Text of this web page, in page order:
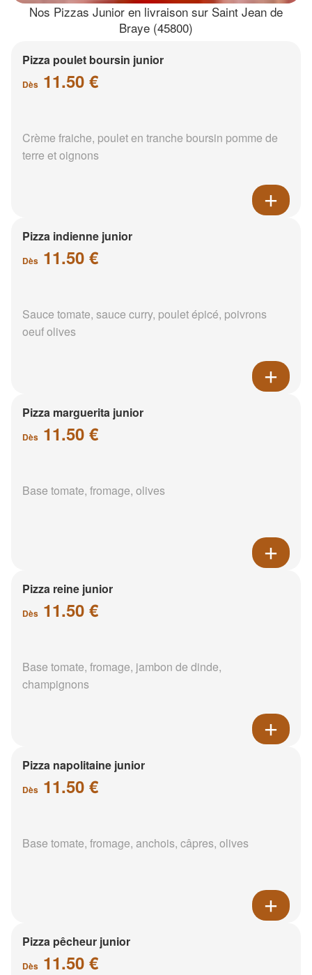
Nos Pizzas Junior en livraison sur Saint Jean de
Braye (45800)
Pizza poulet boursin junior
Dès 11.50 €
Crème fraiche, poulet en tranche boursin pomme de
terre et oignons
Pizza indienne junior
Dès 11.50 €
Sauce tomate, sauce curry, poulet épicé, poivrons
oeuf olives
Pizza marguerita junior
Dès 11.50 €
Base tomate, fromage, olives
Pizza reine junior
Dès 11.50 €
Base tomate, fromage, jambon de dinde,
champignons
Pizza napolitaine junior
Dès 11.50 €
Base tomate, fromage, anchois, câpres, olives
Pizza pêcheur junior
Dès 11.50 €